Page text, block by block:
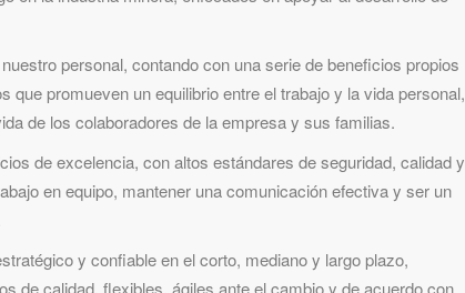
personal, contando con una serie de beneficios propios
que promueven un equilibrio entre el trabajo y la vida personal,
de los colaboradores de la empresa y sus familias.
de excelencia, con altos estándares de seguridad, calidad y
en equipo, mantener una comunicación efectiva y ser un
y confiable en el corto, mediano y largo plazo,
de calidad, flexibles, ágiles ante el cambio y de acuerdo con